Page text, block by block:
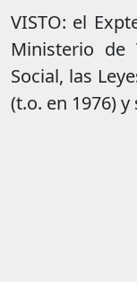
VISTO: el
Ministerio de
Social, las
(t.o. en 1976)